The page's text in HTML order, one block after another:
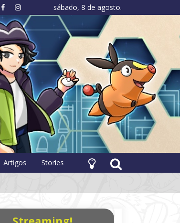
sábado, 8 de agosto.
Artigos Stories